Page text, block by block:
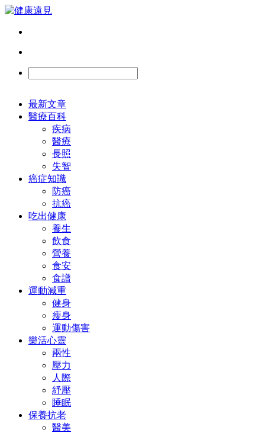
最新文章
醫療百科
疾病
醫療
長照
失智
癌症知識
防癌
抗癌
吃出健康
養生
飲食
營養
食安
食譜
運動減重
健身
瘦身
運動傷害
樂活心靈
兩性
壓力
人際
紓壓
睡眠
保養抗老
醫美